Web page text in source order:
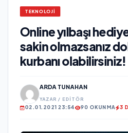
TEKNOLOJI
Online yılbaşı
sakin olmazsanız
kurbanı olabilirsiniz!
ARDA TUNAHAN
YAZAR / EDITÖR
02.01.2021 23:54 90 OKUNMA 3